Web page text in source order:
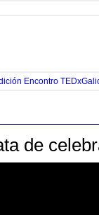
Encontro
de